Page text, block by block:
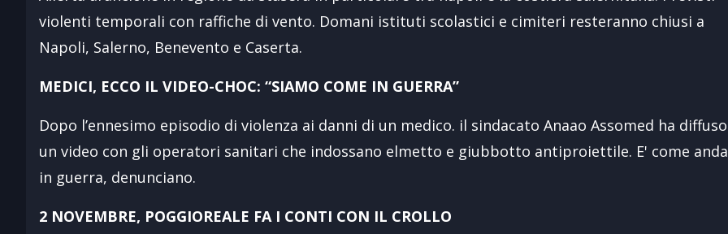
violenti temporali con raffiche di vento. Domani istituti scolastici e cimiteri resteranno chiusi a
Napoli, Salerno, Benevento e Caserta.
MEDICI, ECCO IL VIDEO-CHOC: “SIAMO COME IN GUERRA”
Dopo l’ennesimo episodio di violenza ai danni di un medico. il sindacato Anaao Assomed ha diffuso
un video con gli operatori sanitari che indossano elmetto e giubbotto antiproiettile. E' come
in guerra, denunciano.
2 NOVEMBRE, POGGIOREALE FA I CONTI CON IL CROLLO